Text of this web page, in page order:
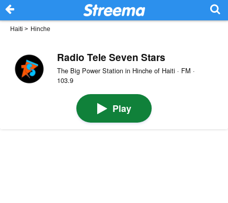
Haiti > Hinche
Radio Tele Seven Stars
The Big Power Station in Hinche of Haiti · FM ·
103.9
Play